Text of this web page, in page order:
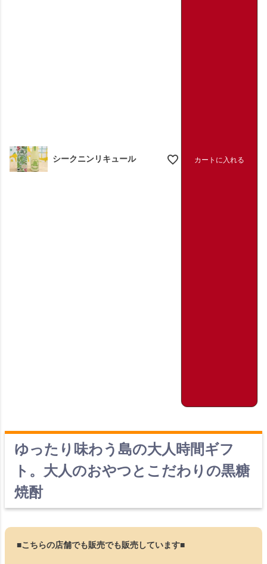
シークニンリキュール カートに入れる
ゆったり味わう島の大人時間ギフ
ト。大人のおやつとこだわりの黒糖
焼酎
■こちらの店舗でも販売でも販売しています■